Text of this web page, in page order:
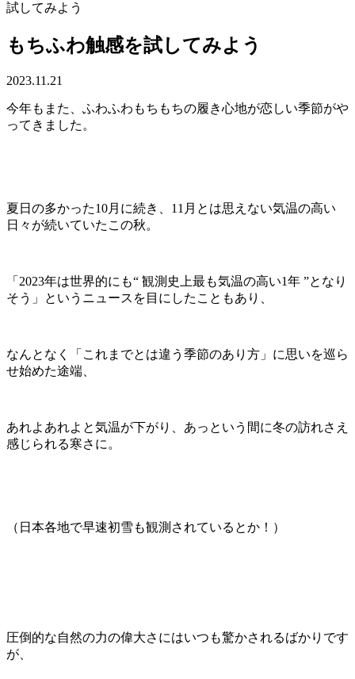
試してみよう
もちふわ触感を試してみよう
2023.11.21
今年もまた、ふわふわもちもちの履き心地が恋しい季節がや
ってきました。
夏日の多かった10月に続き、11月とは思えない気温の高い
日々が続いていたこの秋。
「2023年は世界的にも“ 観測史上最も気温の高い1年 ”となり
そう」というニュースを目にしたこともあり、
なんとなく「これまでとは違う季節のあり方」に思いを巡ら
せ始めた途端、
あれよあれよと気温が下がり、あっという間に冬の訪れさえ
感じられる寒さに。
（日本各地で早速初雪も観測されているとか！）
圧倒的な自然の力の偉大さにはいつも驚かされるばかりです
が、